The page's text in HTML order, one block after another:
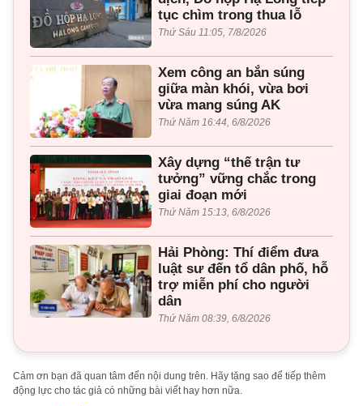
tục chìm trong thua lỗ
Thứ Sáu 11:05, 7/8/2026
Xem công an bắn súng
giữa màn khói, vừa bơi
vừa mang súng AK
Thứ Năm 16:44, 6/8/2026
Xây dựng “thế trận tư
tưởng” vững chắc trong
giai đoạn mới
Thứ Năm 15:13, 6/8/2026
Hải Phòng: Thí điểm đưa
luật sư đến tổ dân phố, hỗ
trợ miễn phí cho người
dân
Thứ Năm 08:39, 6/8/2026
Cảm ơn bạn đã quan tâm đến nội dung trên. Hãy tặng sao để tiếp thêm
động lực cho tác giả có những bài viết hay hơn nữa.